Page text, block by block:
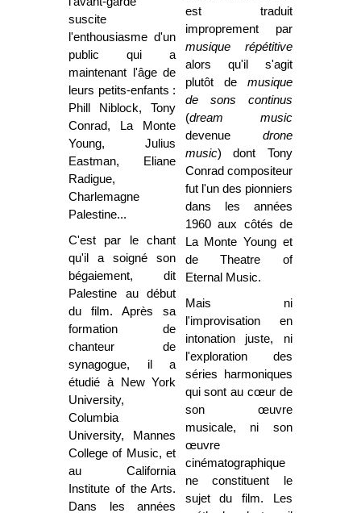
suscite
l'enthousiasme d'un
public qui a
maintenant l'âge de
leurs petits-enfants :
Phill Niblock, Tony
Conrad, La Monte
Young, Julius
Eastman, Eliane
Radigue,
Charlemagne
Palestine...
C'est par le chant
qu'il a soigné son
bégaiement, dit
Palestine au début
du film. Après sa
formation de
chanteur de
synagogue, il a
étudié à New York
University,
Columbia
University, Mannes
College of Music, et
au California
Institute of the Arts.
Dans les années
est traduit
improprement par
musique répétitive
alors qu'il s'agit
plutôt de musique
de sons continus
(dream music
devenue drone
music) dont Tony
Conrad compositeur
fut l'un des pionniers
dans les années
1960 aux côtés de
La Monte Young et
de Theatre of
Eternal Music.
Mais ni
l'improvisation en
intonation juste, ni
l'exploration des
séries harmoniques
qui sont au cœur de
son œuvre
musicale, ni son
œuvre
cinématographique
ne constituent le
sujet du film. Les